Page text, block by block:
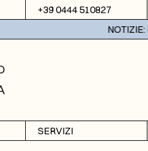
+39 0444 510827
NOTIZIE:
SERVIZI